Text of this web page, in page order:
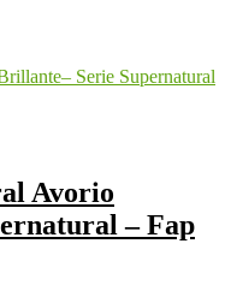
Avorio
– Fap